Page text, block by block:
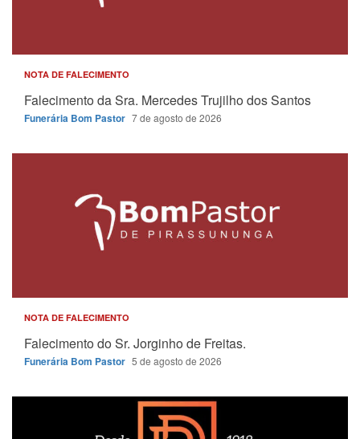
NOTA DE FALECIMENTO
Falecimento da Sra. Mercedes Trujilho dos Santos
Funerária Bom Pastor 7 de agosto de 2026
NOTA DE FALECIMENTO
Falecimento do Sr. Jorginho de Freitas.
Funerária Bom Pastor 5 de agosto de 2026